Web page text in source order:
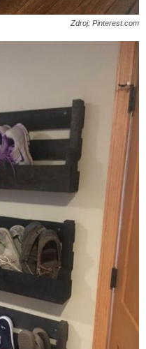
Zdroj: Pinterest.com